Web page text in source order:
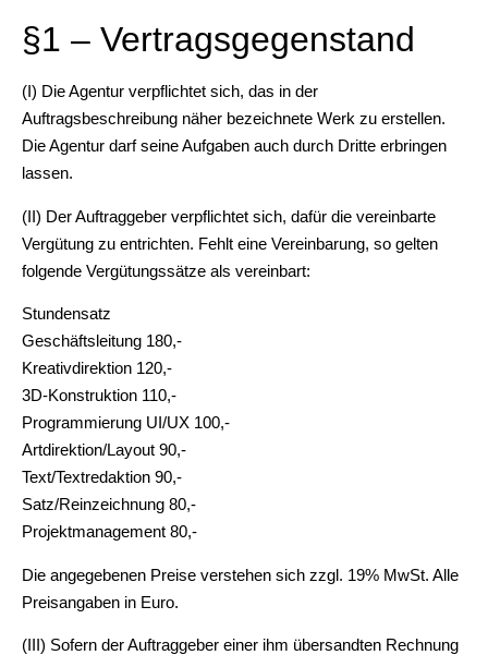
§1 – Vertragsgegenstand
(I) Die Agentur verpflichtet sich, das in der
Auftragsbeschreibung näher bezeichnete Werk zu erstellen.
Die Agentur darf seine Aufgaben auch durch Dritte erbringen
lassen.
(II) Der Auftraggeber verpflichtet sich, dafür die vereinbarte
Vergütung zu entrichten. Fehlt eine Vereinbarung, so gelten
folgende Vergütungssätze als vereinbart:
Stundensatz
Geschäftsleitung 180,-
Kreativdirektion 120,-
3D-Konstruktion 110,-
Programmierung UI/UX 100,-
Artdirektion/Layout 90,-
Text/Textredaktion 90,-
Satz/Reinzeichnung 80,-
Projektmanagement 80,-
Die angegebenen Preise verstehen sich zzgl. 19% MwSt. Alle
Preisangaben in Euro.
(III) Sofern der Auftraggeber einer ihm übersandten Rechnung